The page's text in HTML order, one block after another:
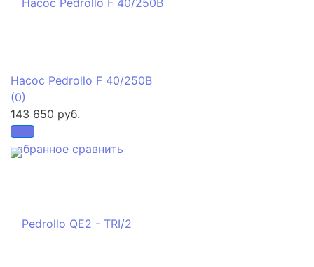
избранное сравнить
Насос Pedrollo F 40/250B
(0)
143 650 руб.